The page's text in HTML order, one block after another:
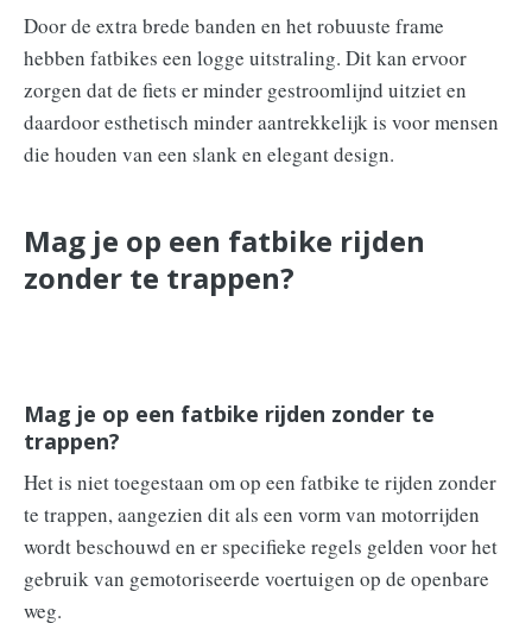
Door de extra brede banden en het robuuste frame
hebben fatbikes een logge uitstraling. Dit kan ervoor
zorgen dat de fiets er minder gestroomlijnd uitziet en
daardoor esthetisch minder aantrekkelijk is voor mensen
die houden van een slank en elegant design.
Mag je op een fatbike rijden
zonder te trappen?
Mag je op een fatbike rijden zonder te
trappen?
Het is niet toegestaan om op een fatbike te rijden zonder
te trappen, aangezien dit als een vorm van motorrijden
wordt beschouwd en er specifieke regels gelden voor het
gebruik van gemotoriseerde voertuigen op de openbare
weg.